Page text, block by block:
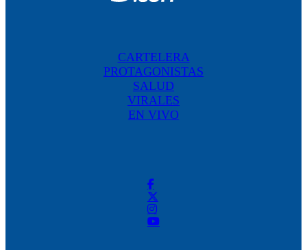
CARTELERA
PROTAGONISTAS
SALUD
VIRALES
EN VIVO